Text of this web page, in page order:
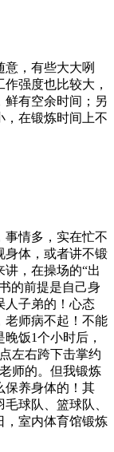
，有些大大咧
强度也比较大，
鲜有空余时间；另
，在锻炼时间上不
事情多，实在忙不
身体，或者讲不锻
，在操场的“出
的前提是自己身
人子弟的！心态
老师病不起！不能
饭1个小时后，
左右跨下击掌约
师的。但我锻炼
保养身体的！其
球队、篮球队、
室内体育馆锻炼